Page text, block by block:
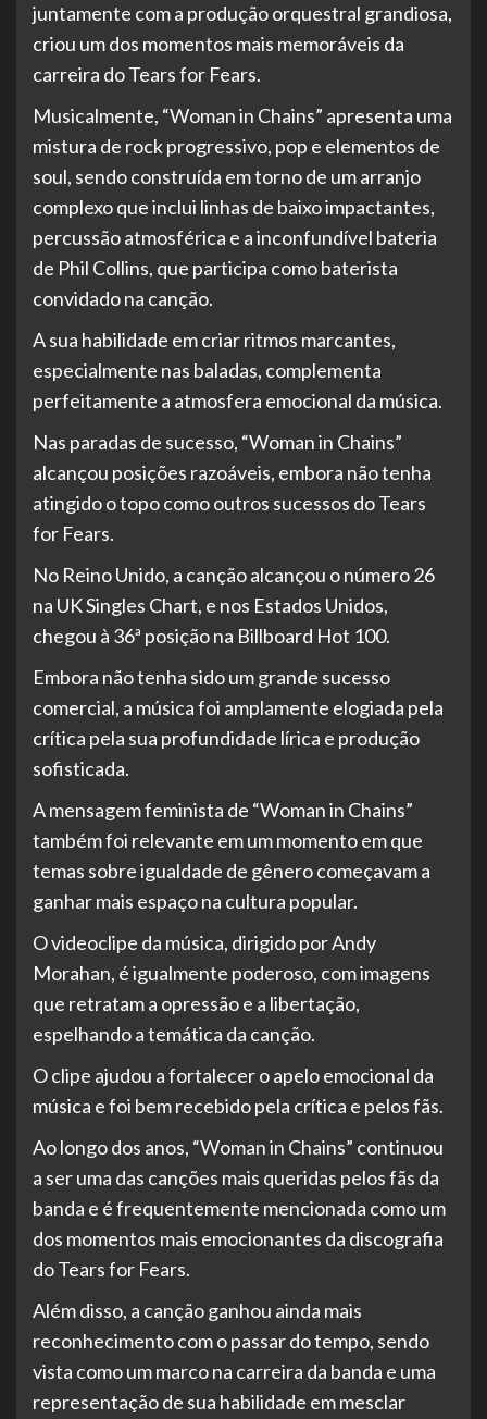
juntamente com a produção orquestral grandiosa,
criou um dos momentos mais memoráveis da
carreira do Tears for Fears.
Musicalmente, “Woman in Chains” apresenta uma
mistura de rock progressivo, pop e elementos de
soul, sendo construída em torno de um arranjo
complexo que inclui linhas de baixo impactantes,
percussão atmosférica e a inconfundível bateria
de Phil Collins, que participa como baterista
convidado na canção.
A sua habilidade em criar ritmos marcantes,
especialmente nas baladas, complementa
perfeitamente a atmosfera emocional da música.
Nas paradas de sucesso, “Woman in Chains”
alcançou posições razoáveis, embora não tenha
atingido o topo como outros sucessos do Tears
for Fears.
No Reino Unido, a canção alcançou o número 26
na UK Singles Chart, e nos Estados Unidos,
chegou à 36ª posição na Billboard Hot 100.
Embora não tenha sido um grande sucesso
comercial, a música foi amplamente elogiada pela
crítica pela sua profundidade lírica e produção
sofisticada.
A mensagem feminista de “Woman in Chains”
também foi relevante em um momento em que
temas sobre igualdade de gênero começavam a
ganhar mais espaço na cultura popular.
O videoclipe da música, dirigido por Andy
Morahan, é igualmente poderoso, com imagens
que retratam a opressão e a libertação,
espelhando a temática da canção.
O clipe ajudou a fortalecer o apelo emocional da
música e foi bem recebido pela crítica e pelos fãs.
Ao longo dos anos, “Woman in Chains” continuou
a ser uma das canções mais queridas pelos fãs da
banda e é frequentemente mencionada como um
dos momentos mais emocionantes da discografia
do Tears for Fears.
Além disso, a canção ganhou ainda mais
reconhecimento com o passar do tempo, sendo
vista como um marco na carreira da banda e uma
representação de sua habilidade em mesclar